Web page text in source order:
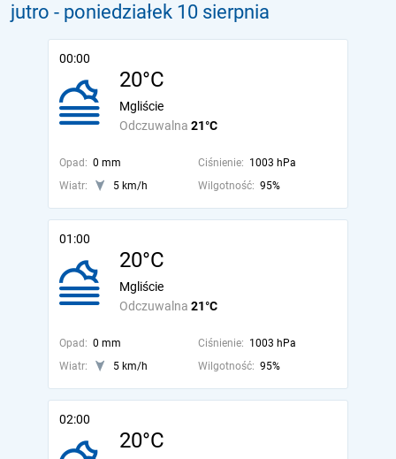
jutro - poniedziałek 10 sierpnia
00:00
20°C
Odczuwalna 21°C
Mgliście
Opad: 0 mm Ciśnienie: 1003 hPa
Wiatr:
5 km/h Wilgotność: 95%
01:00
20°C
Odczuwalna 21°C
Mgliście
Opad: 0 mm Ciśnienie: 1003 hPa
Wiatr:
5 km/h Wilgotność: 95%
02:00
20°C